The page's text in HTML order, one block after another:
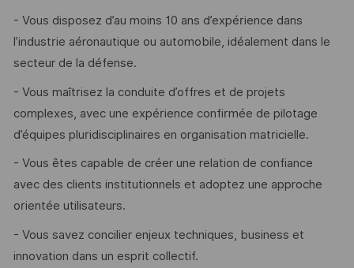
- Vous disposez d’au moins 10 ans d’expérience dans
l’industrie aéronautique ou automobile, idéalement dans le
secteur de la défense.
- Vous maîtrisez la conduite d’offres et de projets
complexes, avec une expérience confirmée de pilotage
d’équipes pluridisciplinaires en organisation matricielle.
- Vous êtes capable de créer une relation de confiance
avec des clients institutionnels et adoptez une approche
orientée utilisateurs.
- Vous savez concilier enjeux techniques, business et
innovation dans un esprit collectif.